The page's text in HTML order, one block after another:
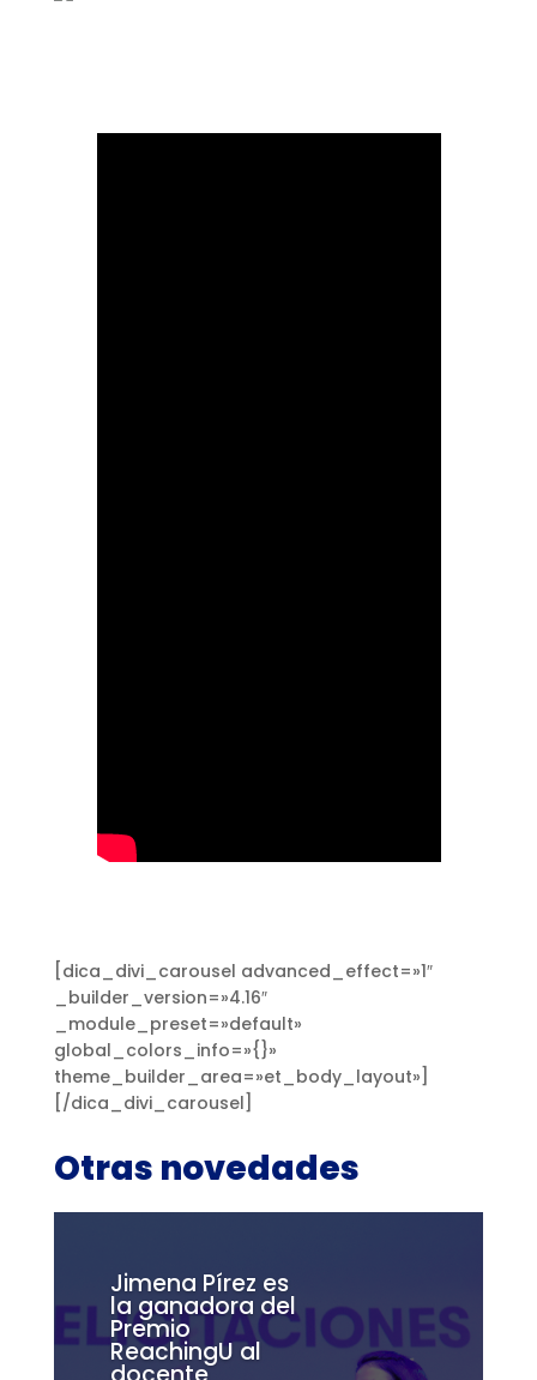
[dica_divi_carousel advanced_effect=»1″
_builder_version=»4.16″
_module_preset=»default»
global_colors_info=»{}»
theme_builder_area=»et_body_layout»]
[/dica_divi_carousel]
Otras novedades
Jimena Pírez es
la ganadora del
Premio
ReachingU al